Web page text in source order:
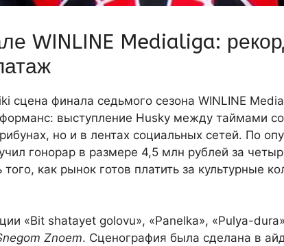
WINLINE Medialiga:
сцена финала седьмого сезона WINLINE
выступление Husky между таймами
но и в лентах социальных сетей. По
гонорар в размере 4,5 млн рублей за
как рынок готов платить за культурные
«Bit shatayet golovu», «Panelka», «Pulya-
Znoem. Сценография была сделана в